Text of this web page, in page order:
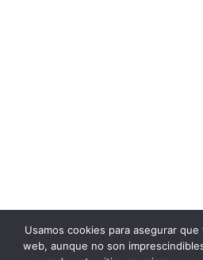
Usamos cookies para asegurar
web, aunque no son